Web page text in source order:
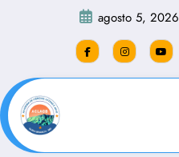
agosto 5, 2026